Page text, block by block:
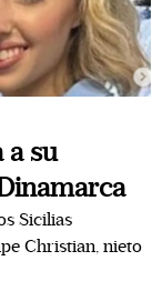
a su
Sicilias
Christian, nieto